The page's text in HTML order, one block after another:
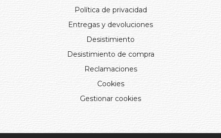
Política de privacidad
Entregas y devoluciones
Desistimiento
Desistimiento de compra
Reclamaciones
Cookies
Gestionar cookies